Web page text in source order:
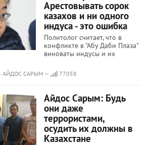
Арестовывать сорок
казахов и ни одного
индуса - это ошибка
Политолог считает, что в
конфликте в "Абу Даби Плаза"
виноваты индусы и их
АЙДОС САРЫМ — 77058
Айдос Сарым: Будь
они даже
террористами,
осудить их должны в
Казахстане